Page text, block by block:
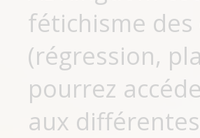
fétichisme
(régression,
pourrez
aux